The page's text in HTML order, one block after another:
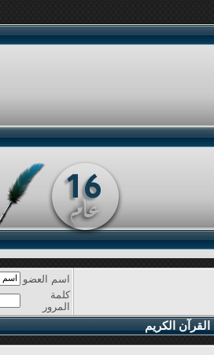
اسم العضو
كلمة
المرور
القرآن الكريم